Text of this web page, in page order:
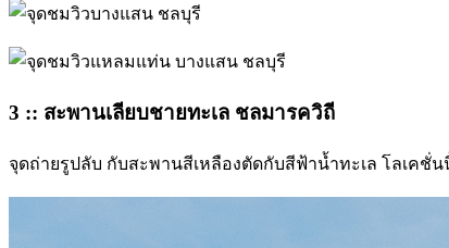
3 :: สะพานเลียบชายทะเล ชลมารควิถี
จุดถ่ายรูปลับ กับสะพานสีเหลืองตัดกับสีฟ้าน้ำทะเล โลเคชั่น